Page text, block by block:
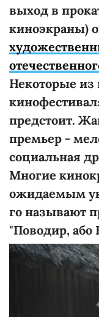
выход в
киноэкраны)
Некоторые
предстоит.
премьер -
социальная
Многие
ожидаемым
го называют
"Поводир, або